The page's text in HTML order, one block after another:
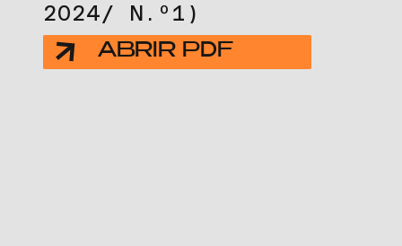
2024/ N.º1)
ABRIR PDF